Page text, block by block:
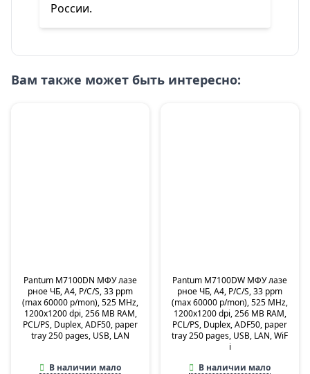
России.
Вам также может быть интересно:
Pantum M7100DN МФУ лазе
рное ЧБ, А4, P/C/S, 33 ppm
(max 60000 p/mon), 525 MHz,
1200x1200 dpi, 256 MB RAM,
PCL/PS, Duplex, ADF50, paper
tray 250 pages, USB, LAN
В наличии мало
Pantum M7100DW МФУ лазе
рное ЧБ, А4, P/C/S, 33 ppm
(max 60000 p/mon), 525 MHz,
1200x1200 dpi, 256 MB RAM,
PCL/PS, Duplex, ADF50, paper
tray 250 pages, USB, LAN, WiF
i
В наличии мало